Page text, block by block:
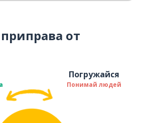
от
Погружайся
Понимай людей